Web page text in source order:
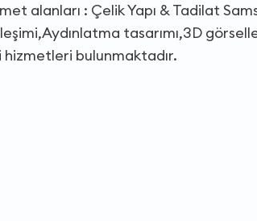
alanları : Çelik Yapı & Tadilat
tasarımı,3D
hizmetleri bulunmaktadır.